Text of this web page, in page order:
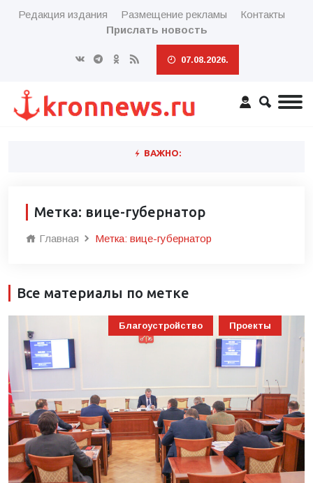
Редакция издания Размещение рекламы
Контакты
Прислать новость
07.08.2026.
ВАЖНО:
Метка: вице-губернатор
Главная Метка: вице-губернатор
Все материалы по метке
Благоустройство Проекты